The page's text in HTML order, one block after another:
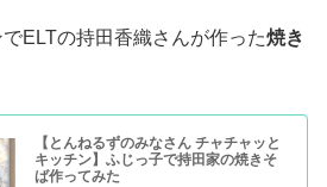
ELTの持田香織さんが作った焼き
【とんねるずのみなさん チャチャッと
キッチン】ふじっ子で持田家の焼きそ
ば作ってみた